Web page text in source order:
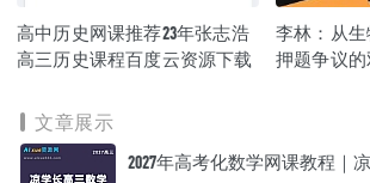
高中历史网课推荐23年张志浩
高三历史课程百度云资源下载
李林：从
押题争议
文章展示
2027年高考化数学网课教程｜